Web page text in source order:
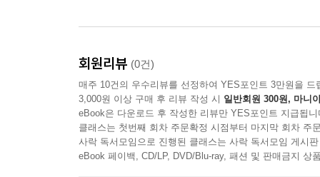
4절. 감염병 이후에도 끝나지 않는 고립
9장. 혐오와 낙인이 번지는 방식
1절. 병보다 먼저 퍼지는 소문
2절. 두려움이 타인을 적으로 만드는 순간
3절. 환자와 돌봄 노동자에게 향하는 시선
회원리뷰 (0건)
매주 10건의 우수리뷰를 선정하여 YES포인트 3만원을 드
3,000원 이상 구매 후 리뷰 작성 시 일반회원 300원, 마니
eBook은 다운로드 후 작성한 리뷰만 YES포인트 지급됩니
클래스는 첫번째 회차 주문확정 시점부터 마지막 회차 주
사락 독서모임으로 진행된 클래스는 사락 독서모임 게시
eBook 페이백, CD/LP, DVD/Blu-ray, 패션 및 판매금지 상